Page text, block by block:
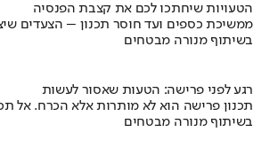
הטעויות שיחתכו לכם את קצבת הפנסיה
ממשיכת כספים ועד חוסר תכנון – הצעדים
בשיתוף מנורה מבטחים
רגע לפני פרישה: הטעות שאסור לעשות
תכנון פרישה הוא לא מותרות אלא הכרח. אל
בשיתוף מנורה מבטחים